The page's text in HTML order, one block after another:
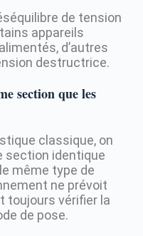
de tension
appareils
d’autres
destructrice.
section que les
classique, on
section identique
même type de
ne prévoit
toujours vérifier la
de pose.